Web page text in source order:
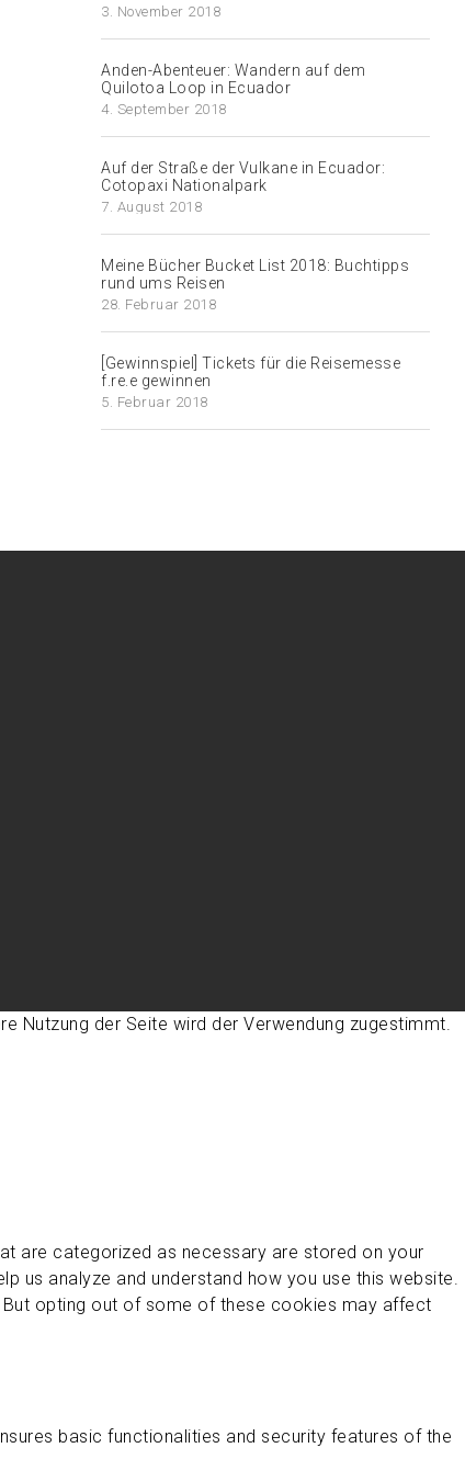
3. November 2018
Anden-Abenteuer: Wandern auf dem
Quilotoa Loop in Ecuador
4. September 2018
Auf der Straße der Vulkane in Ecuador:
Cotopaxi Nationalpark
7. August 2018
Meine Bücher Bucket List 2018: Buchtipps
rund ums Reisen
28. Februar 2018
[Gewinnspiel] Tickets für die Reisemesse
f.re.e gewinnen
5. Februar 2018
Nutzung der Seite wird der Verwendung zugestimmt.
are categorized as necessary are stored on your
us analyze and understand how you use this website.
opting out of some of these cookies may affect
basic functionalities and security features of the